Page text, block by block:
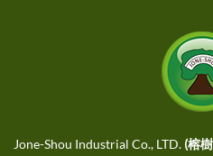
Jone-Shou Industrial Co., LTD. (榕